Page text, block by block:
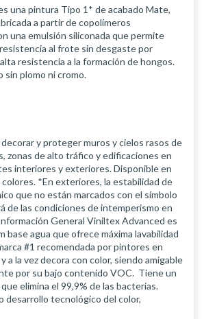
una pintura Tipo 1* de acabado Mate,
a partir de copolímeros
una emulsión siliconada que permite
al frote sin desgaste por
resistencia a la formación de hongos.
sin plomo ni cromo.
decorar y proteger muros y cielos rasos de
zonas de alto tráfico y edificaciones en
interiores y exteriores. Disponible en
colores. *En exteriores, la estabilidad de
que no están marcados con el símbolo
de las condiciones de intemperismo en
General Viniltex Advanced es
base agua que ofrece máxima lavabilidad
#1 recomendada por pintores en
a la vez decora con color, siendo amigable
por su bajo contenido VOC. Tiene un
elimina el 99,9% de las bacterias.
desarrollo tecnológico del color,